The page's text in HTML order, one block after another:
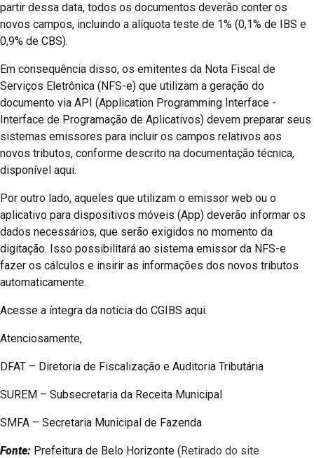
partir dessa data, todos os documentos deverão conter os
novos campos, incluindo a alíquota teste de 1% (0,1% de IBS e
0,9% de CBS).
Em consequência disso, os emitentes da Nota Fiscal de
Serviços Eletrônica (NFS-e) que utilizam a geração do
documento via API (Application Programming Interface -
Interface de Programação de Aplicativos) devem preparar seus
sistemas emissores para incluir os campos relativos aos
novos tributos, conforme descrito na documentação técnica,
disponível aqui.
Por outro lado, aqueles que utilizam o emissor web ou o
aplicativo para dispositivos móveis (App) deverão informar os
dados necessários, que serão exigidos no momento da
digitação. Isso possibilitará ao sistema emissor da NFS-e
fazer os cálculos e insirir as informações dos novos tributos
automaticamente.
Acesse a íntegra da notícia do CGIBS aqui.
Atenciosamente,
DFAT – Diretoria de Fiscalização e Auditoria Tributária
SUREM – Subsecretaria da Receita Municipal
SMFA – Secretaria Municipal de Fazenda
Fonte: Prefeitura de Belo Horizonte (Retirado do site